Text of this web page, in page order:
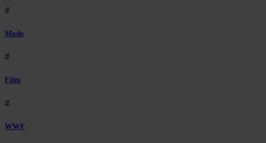
#
Mode
#
Film
#
WWF